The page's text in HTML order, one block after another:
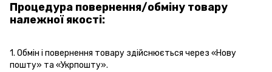
Процедура повернення/обміну товару
належної якості:
1. Обмін і повернення товару здійснюється через «Нову
пошту» та «Укрпошту».